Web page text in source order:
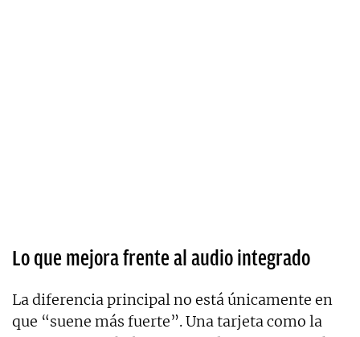
Lo que mejora frente al audio integrado
La diferencia principal no está únicamente en
que “suene más fuerte”. Una tarjeta como la